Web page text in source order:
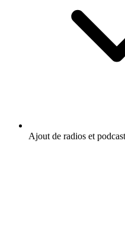
Ajout de radios et